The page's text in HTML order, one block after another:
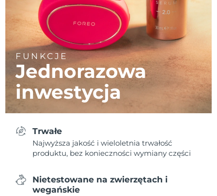
FUNKCJE
Jednorazowa
inwestycja
Trwałe
Najwyższa jakość i wieloletnia trwałość
produktu, bez konieczności wymiany części
Nietestowane na zwierzętach i
wegańskie